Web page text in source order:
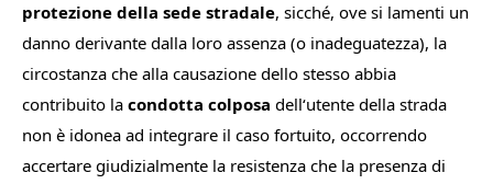
protezione della sede stradale, sicché, ove si lamenti un
danno derivante dalla loro assenza (o inadeguatezza), la
circostanza che alla causazione dello stesso abbia
contribuito la condotta colposa dell‘utente della strada
non è idonea ad integrare il caso fortuito, occorrendo
accertare giudizialmente la resistenza che la presenza di